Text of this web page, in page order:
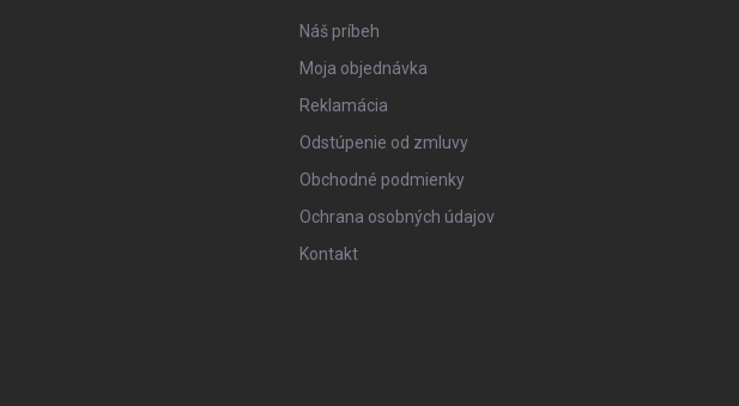
Náš príbeh
Moja objednávka
Reklamácia
Odstúpenie od zmluvy
Obchodné podmienky
Ochrana osobných údajov
Kontakt